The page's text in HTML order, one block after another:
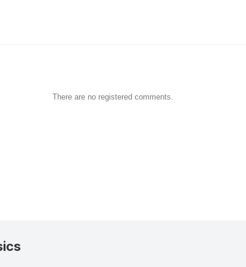
There are no registered comments.